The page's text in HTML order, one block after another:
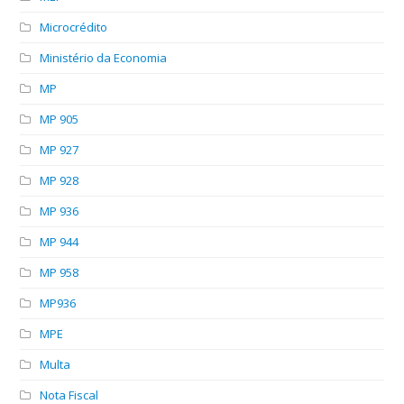
Microcrédito
Ministério da Economia
MP
MP 905
MP 927
MP 928
MP 936
MP 944
MP 958
MP936
MPE
Multa
Nota Fiscal